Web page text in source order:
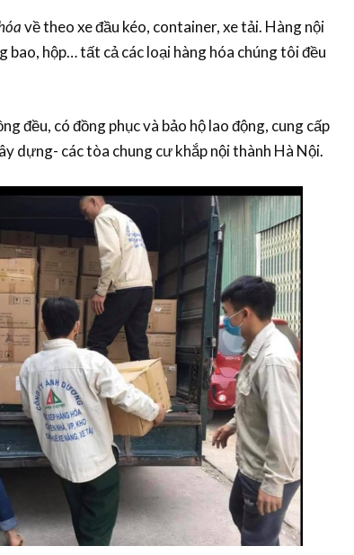
về theo xe đầu kéo, container, xe tải. Hàng nội
bao, hộp… tất cả các loại hàng hóa chúng tôi đều
đều, có đồng phục và bảo hộ lao động, cung cấp
dựng- các tòa chung cư khắp nội thành Hà Nội.